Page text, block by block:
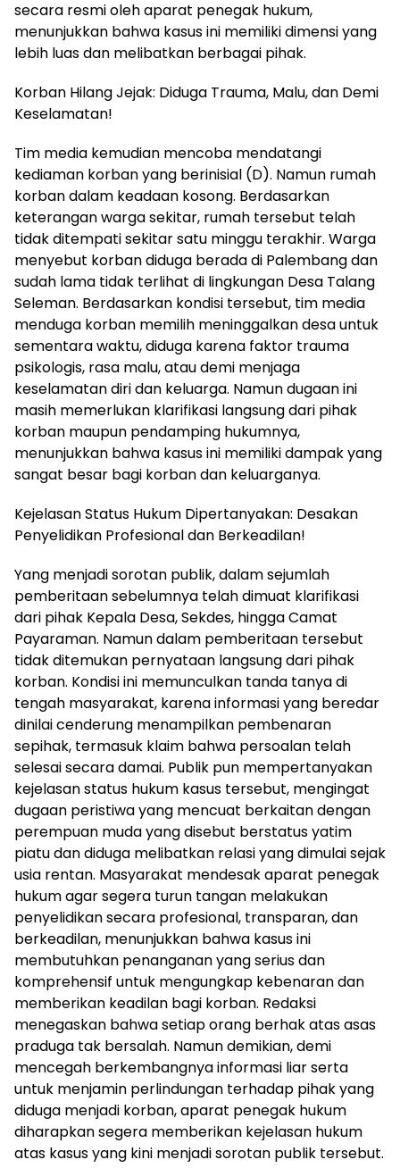
secara resmi oleh aparat penegak hukum,
menunjukkan bahwa kasus ini memiliki dimensi yang
lebih luas dan melibatkan berbagai pihak.
Korban Hilang Jejak: Diduga Trauma, Malu, dan Demi
Keselamatan!
Tim media kemudian mencoba mendatangi
kediaman korban yang berinisial (D). Namun rumah
korban dalam keadaan kosong. Berdasarkan
keterangan warga sekitar, rumah tersebut telah
tidak ditempati sekitar satu minggu terakhir. Warga
menyebut korban diduga berada di Palembang dan
sudah lama tidak terlihat di lingkungan Desa Talang
Seleman. Berdasarkan kondisi tersebut, tim media
menduga korban memilih meninggalkan desa untuk
sementara waktu, diduga karena faktor trauma
psikologis, rasa malu, atau demi menjaga
keselamatan diri dan keluarga. Namun dugaan ini
masih memerlukan klarifikasi langsung dari pihak
korban maupun pendamping hukumnya,
menunjukkan bahwa kasus ini memiliki dampak yang
sangat besar bagi korban dan keluarganya.
Kejelasan Status Hukum Dipertanyakan: Desakan
Penyelidikan Profesional dan Berkeadilan!
Yang menjadi sorotan publik, dalam sejumlah
pemberitaan sebelumnya telah dimuat klarifikasi
dari pihak Kepala Desa, Sekdes, hingga Camat
Payaraman. Namun dalam pemberitaan tersebut
tidak ditemukan pernyataan langsung dari pihak
korban. Kondisi ini memunculkan tanda tanya di
tengah masyarakat, karena informasi yang beredar
dinilai cenderung menampilkan pembenaran
sepihak, termasuk klaim bahwa persoalan telah
selesai secara damai. Publik pun mempertanyakan
kejelasan status hukum kasus tersebut, mengingat
dugaan peristiwa yang mencuat berkaitan dengan
perempuan muda yang disebut berstatus yatim
piatu dan diduga melibatkan relasi yang dimulai sejak
usia rentan. Masyarakat mendesak aparat penegak
hukum agar segera turun tangan melakukan
penyelidikan secara profesional, transparan, dan
berkeadilan, menunjukkan bahwa kasus ini
membutuhkan penanganan yang serius dan
komprehensif untuk mengungkap kebenaran dan
memberikan keadilan bagi korban. Redaksi
menegaskan bahwa setiap orang berhak atas asas
praduga tak bersalah. Namun demikian, demi
mencegah berkembangnya informasi liar serta
untuk menjamin perlindungan terhadap pihak yang
diduga menjadi korban, aparat penegak hukum
diharapkan segera memberikan kejelasan hukum
atas kasus yang kini menjadi sorotan publik tersebut.